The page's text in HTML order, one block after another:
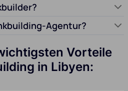
Agentur?
Vorteile
in Libyen: